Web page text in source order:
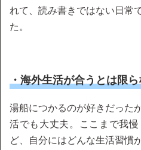
れて、読み書きではない日常
た。
・海外生活が合うとは限
湯船につかるのが好きだった
活でも大丈夫。ここまで我
ど、自分にはどんな生活習慣